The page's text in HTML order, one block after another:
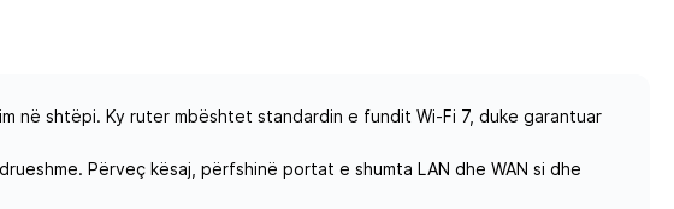
në shtëpi. Ky ruter mbështet standardin e fundit Wi-Fi 7, duke garantuar
Përveç kësaj, përfshinë portat e shumta LAN dhe WAN si dhe